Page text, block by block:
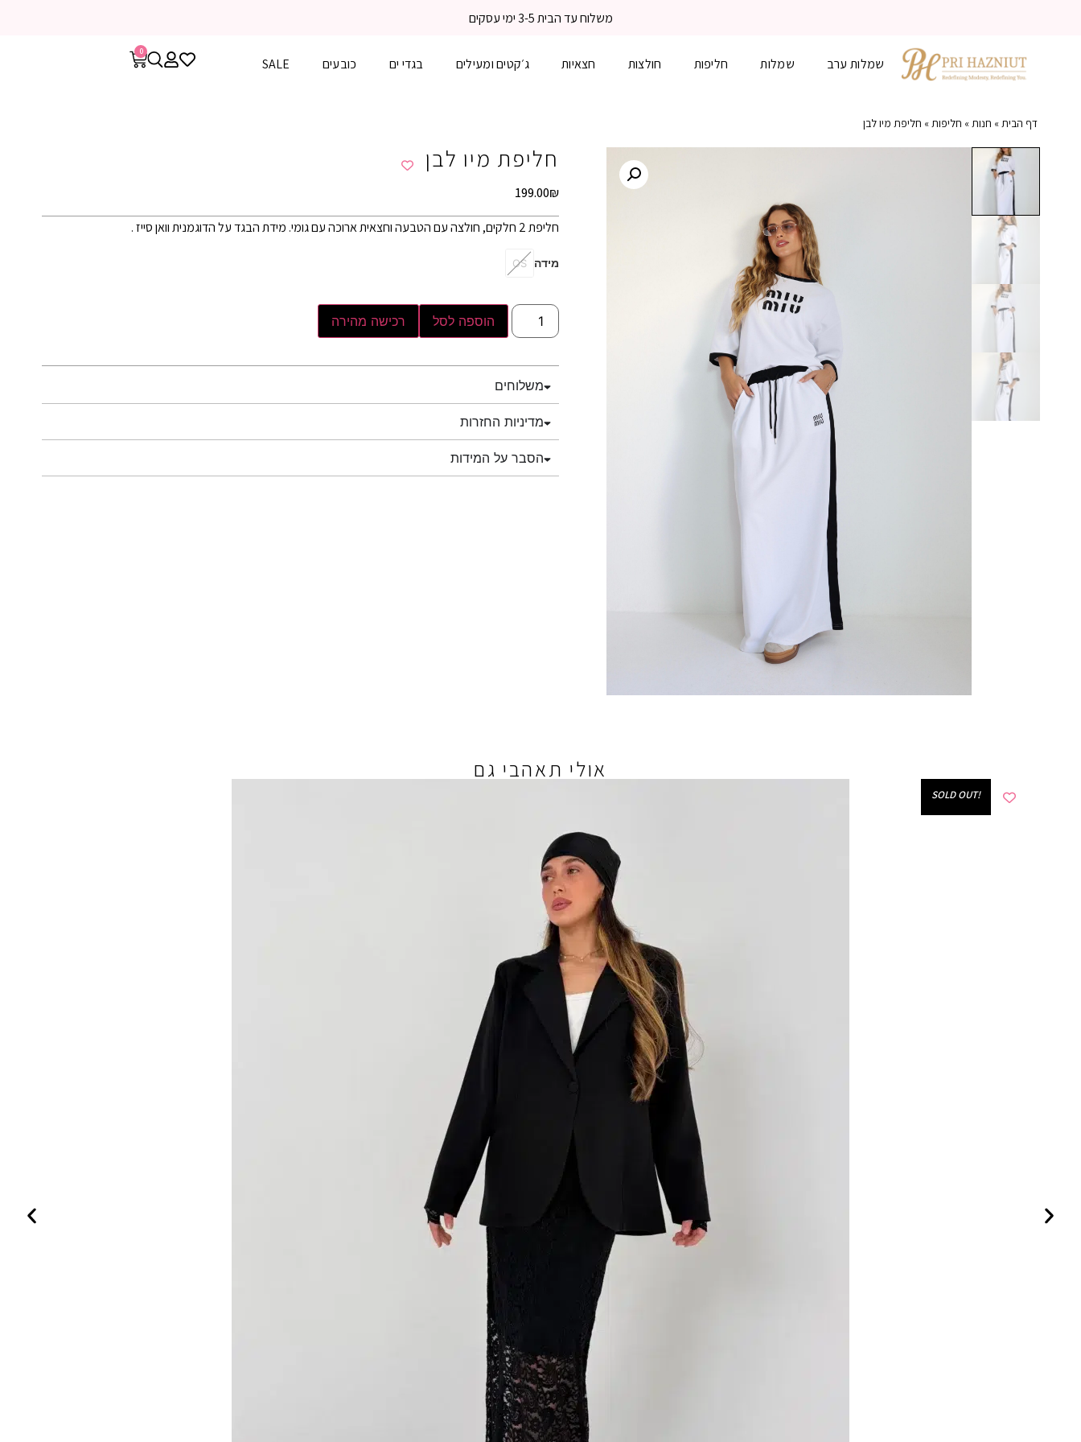
משלוח עד הבית 3-5 ימי עסקים
שמלות ערב שמלות חליפות חולצות חצאיות ג׳קטים ומעילים בגדי ים כובעים SALE
0
דף הבית» חנות» חליפות» חליפת מיו לבן
חליפת מיו לבן
199.00₪
חליפת 2 חלקים, חולצה עם הטבעה וחצאית ארוכה עם גומי. מידת הבגד על הדוגמנית וואן סייז .
מידה OS
הוספה לסל רכישה מהירה
משלוחים
מדיניות החזרות
הסבר על המידות
אולי תאהבי גם
!SOLD OUT